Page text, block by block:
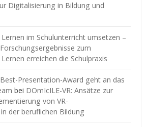
Digitalisierung in Bildung und
im Schulunterricht umsetzen –
Forschungsergebnisse zum
erreichen die Schulpraxis
Presentation-Award geht an das
bei DOmIcILE-VR: Ansätze zur
von VR-
der beruflichen Bildung